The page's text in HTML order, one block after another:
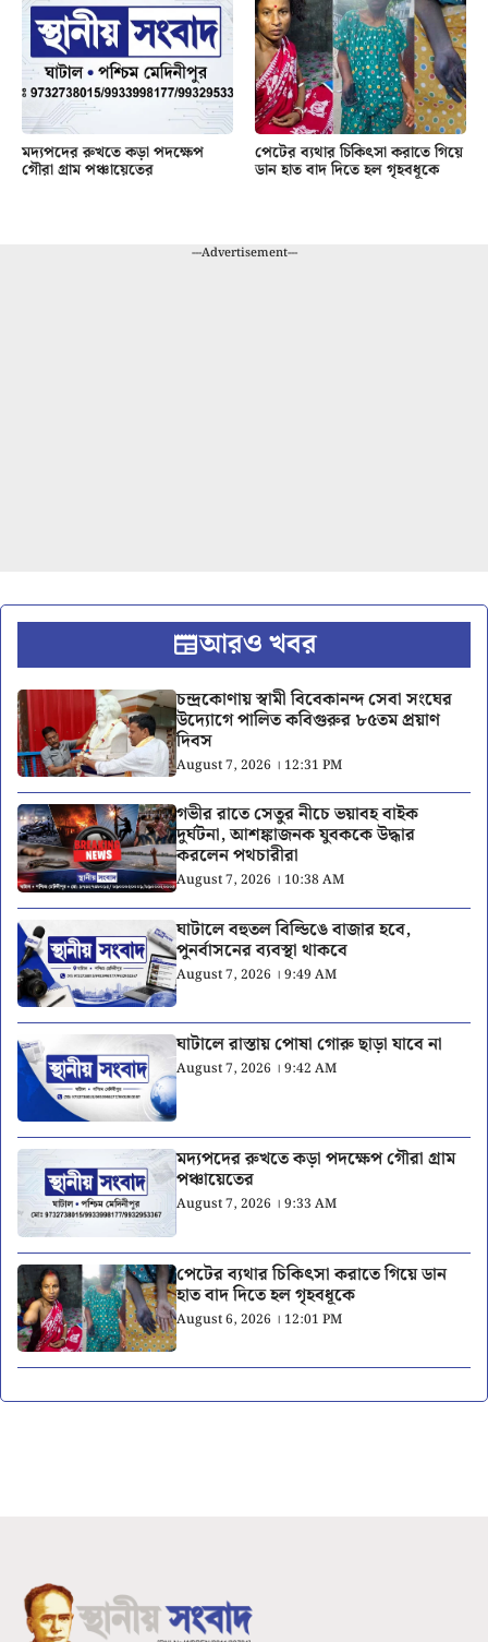
মদ্যপদের রুখতে কড়া পদক্ষেপ
গৌরা গ্রাম পঞ্চায়েতের
পেটের ব্যথার চিকিৎসা করাতে গিয়ে
ডান হাত বাদ দিতে হল গৃহবধূকে
---Advertisement---
আরও খবর
চন্দ্রকোণায় স্বামী বিবেকানন্দ সেবা সংঘের
উদ্যোগে পালিত কবিগুরুর ৮৫তম প্রয়াণ
দিবস
August 7, 2026 । 12:31 PM
গভীর রাতে সেতুর নীচে ভয়াবহ বাইক
দুর্ঘটনা, আশঙ্কাজনক যুবককে উদ্ধার
করলেন পথচারীরা
August 7, 2026 । 10:38 AM
ঘাটালে বহুতল বিল্ডিঙে বাজার হবে,
পুনর্বাসনের ব্যবস্থা থাকবে
August 7, 2026 । 9:49 AM
ঘাটালে রাস্তায় পোষা গোরু ছাড়া যাবে না
August 7, 2026 । 9:42 AM
মদ্যপদের রুখতে কড়া পদক্ষেপ গৌরা গ্রাম
পঞ্চায়েতের
August 7, 2026 । 9:33 AM
পেটের ব্যথার চিকিৎসা করাতে গিয়ে ডান
হাত বাদ দিতে হল গৃহবধূকে
August 6, 2026 । 12:01 PM